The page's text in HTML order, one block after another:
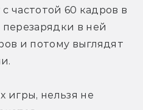
частотой 60 кадров в
в ней
и потому выглядят
игры, нельзя не